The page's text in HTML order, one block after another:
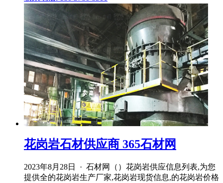
花岗岩石材供应商 365石材网
2023年8月28日 · 石材网（）花岗岩供应信息列表,为您
提供全的花岗岩生产厂家,花岗岩现货信息,的花岗岩价格